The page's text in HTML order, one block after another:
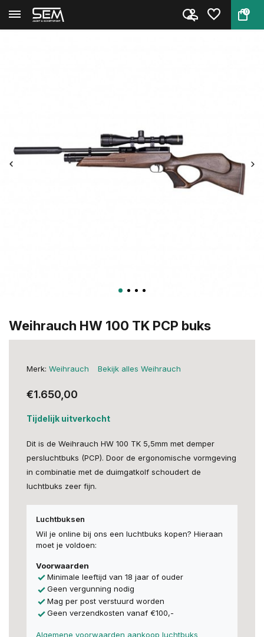
0
Terug Home Weihrauch HW 100 TK PCP buks
Weihrauch HW 100 TK PCP buks
Merk: Weihrauch Bekijk alles Weihrauch
€1.650,00
Tijdelijk uitverkocht
Dit is de Weihrauch HW 100 TK 5,5mm met demper
persluchtbuks (PCP). Door de ergonomische vormgeving
in combinatie met de duimgatkolf schoudert de
luchtbuks zeer fijn.
Luchtbuksen
Wil je online bij ons een luchtbuks kopen? Hieraan
moet je voldoen:
Voorwaarden
Minimale leeftijd van 18 jaar of ouder
Geen vergunning nodig
Mag per post verstuurd worden
Geen verzendkosten vanaf €100,-
Algemene voorwaarden aankoop luchtbuks